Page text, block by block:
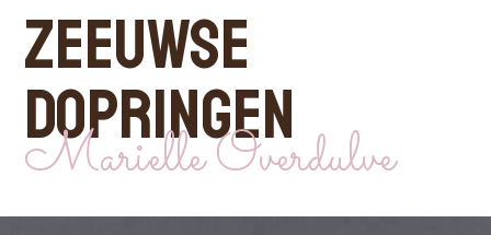
ZEEUWSE
DOPRINGEN
Marielle Overdulve